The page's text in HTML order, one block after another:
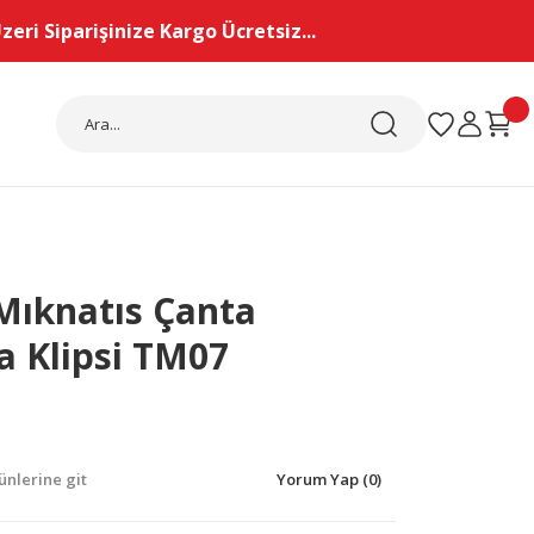
Siparişinize Kargo Ücretsiz...
Çanta
Klipsi TM07
git Yorum Yap (0)